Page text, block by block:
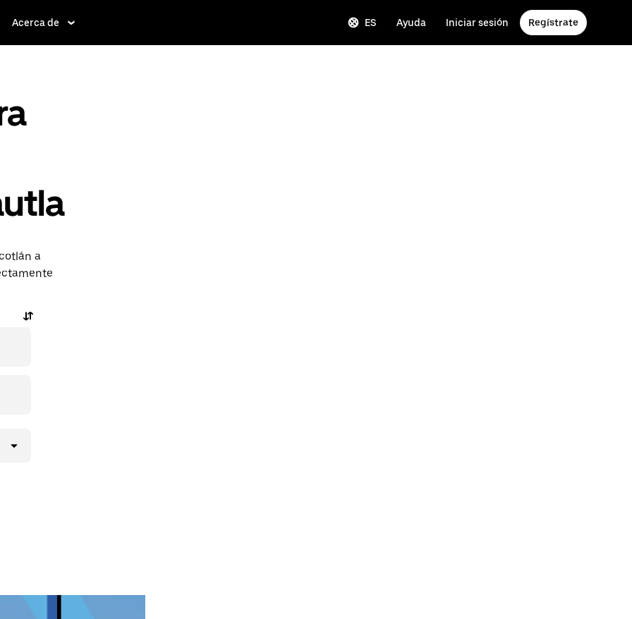
Acerca de ES Ayuda Iniciar sesión Regístrate
a